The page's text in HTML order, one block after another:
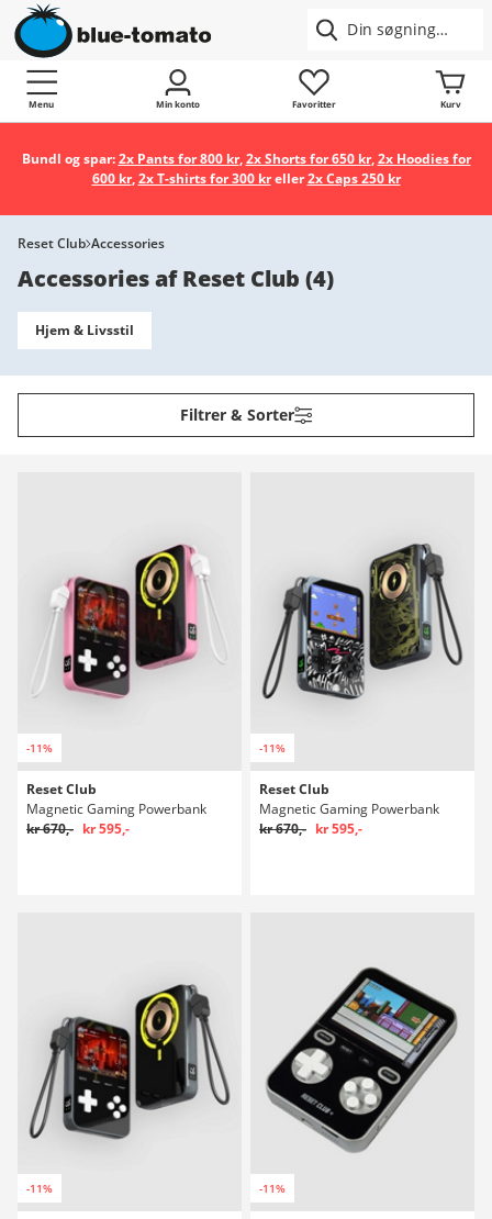
Menu Min konto Favoritter Kurv
Bundl og spar:2x Pants for 800 kr,2x Shorts for 650 kr,2x Hoodies for
600 kr,2x T-shirts for 300 kreller2x Caps 250 kr
Reset Club Accessories
Accessories af Reset Club (4)
Hjem & Livsstil
Filtrer & Sorter
-11%
Reset Club
Magnetic Gaming Powerbank
kr 670,- kr 595,-
-11%
Reset Club
Magnetic Gaming Powerbank
kr 670,- kr 595,-
-11% -11%